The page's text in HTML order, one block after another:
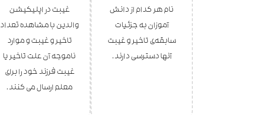
نام هر کدام از دانش
آموزان به جزئیات
سابقه‌ی تاخیر و غیبت
آنها دسترسی دارند.
غیبت در اپلیکیشن
والدین با مشاهده تعداد
تاخیر و غیبت و موارد
ناموجه آن علت تاخیر یا
غیبت فرزند خود را برای
معلم ارسال می کنند.